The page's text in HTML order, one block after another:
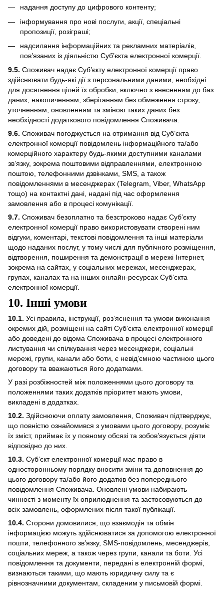
надання доступу до цифрового контенту;
інформування про нові послуги, акції, спеціальні
пропозиції, розіграші;
надсилання інформаційних та рекламних матеріалів,
пов’язаних із діяльністю Суб’єкта електронної комерції.
9.5. Споживач надає Суб’єкту електронної комерції право
здійснювати будь-які дії з персональними даними, необхідні
для досягнення цілей їх обробки, включно з внесенням до баз
даних, накопиченням, зберіганням без обмеження строку,
уточненням, оновленням та зміною таких даних без
необхідності додаткового повідомлення Споживача.
9.6. Споживач погоджується на отримання від Суб’єкта
електронної комерції повідомлень інформаційного та/або
комерційного характеру будь-якими доступними каналами
зв’язку, зокрема поштовими відправленнями, електронною
поштою, телефонними дзвінками, SMS, а також
повідомленнями в месенджерах (Telegram, Viber, WhatsApp
тощо) на контактні дані, надані під час оформлення
замовлення або в процесі комунікації.
9.7. Споживач безоплатно та безстроково надає Суб’єкту
електронної комерції право використовувати створені ним
відгуки, коментарі, текстові повідомлення та інші матеріали
щодо наданих послуг, у тому числі для публічного розміщення,
відтворення, поширення та демонстрації в мережі Інтернет,
зокрема на сайтах, у соціальних мережах, месенджерах,
групах, каналах та на інших онлайн-ресурсах Суб’єкта
електронної комерції.
10. Інші умови
10.1. Усі правила, інструкції, роз’яснення та умови виконання
окремих дій, розміщені на сайті Суб’єкта електронної комерції
або доведені до відома Споживача в процесі електронного
листування чи спілкування через месенджери, соціальні
мережі, групи, канали або боти, є невід’ємною частиною цього
договору та вважаються його додатками.
У разі розбіжностей між положеннями цього договору та
положеннями таких додатків пріоритет мають умови,
викладені в додатках.
10.2. Здійснюючи оплату замовлення, Споживач підтверджує,
що повністю ознайомився з умовами цього договору, розуміє
їх зміст, приймає їх у повному обсязі та зобов’язується діяти
відповідно до них.
10.3. Суб’єкт електронної комерції має право в
односторонньому порядку вносити зміни та доповнення до
цього договору та/або його додатків без попереднього
повідомлення Споживача. Оновлені умови набирають
чинності з моменту їх оприлюднення та застосовуються до
всіх замовлень, оформлених після такої публікації.
10.4. Сторони домовилися, що взаємодія та обмін
інформацією можуть здійснюватися за допомогою електронної
пошти, телефонного зв’язку, SMS-повідомлень, месенджерів,
соціальних мереж, а також через групи, канали та боти. Усі
повідомлення та документи, передані в електронній формі,
визнаються такими, що мають юридичну силу та є
рівнозначними документам, складеним у письмовій формі.